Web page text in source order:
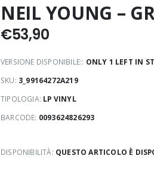
NEIL YOUNG –
€53,90
VERSIONE DISPONIBILE:: ONLY 1 LEFT IN
SKU: 3_99164272A219
TIPOLOGIA: LP VINYL
BARCODE: 0093624826293
DISPONIBILITÀ: QUESTO ARTICOLO È